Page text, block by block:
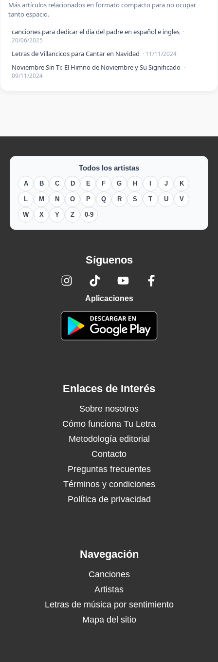
Más artículos relacionados en formato compacto para no ocupar
tanto espacio.
canciones para dedicar el día del padre en español e ingles ·
20/06/2025
Letras de Villancicos para Cantar en Navidad · 11/11/2024
Noviembre Sin Ti: El Himno de Noviembre y Su Significado ·
09/11/2024
Todos los artistas
A B C D E F G H J K
L M N O P Q R S T U V
W X Y Z 0-9
Síguenos
Aplicaciones
Enlaces de Interés
Sobre nosotros
Cómo funciona Tu Letra
Metodología editorial
Contacto
Preguntas frecuentes
Términos y condiciones
Política de privacidad
Navegación
Canciones
Artistas
Letras de música por sentimiento
Mapa del sitio